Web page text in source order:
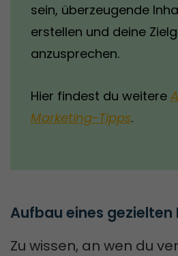
sein, überzeugende
erstellen und deine
anzusprechen.
Hier findest du weitere
Marketing-Tipps.
Aufbau eines gezielten
Zu wissen, an wen du